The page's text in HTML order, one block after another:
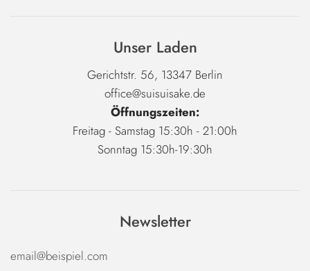
Unser Laden
Gerichtstr. 56, 13347 Berlin
office@suisuisake.de
Öffnungszeiten:
Freitag - Samstag 15:30h - 21:00h
Sonntag 15:30h-19:30h
Newsletter